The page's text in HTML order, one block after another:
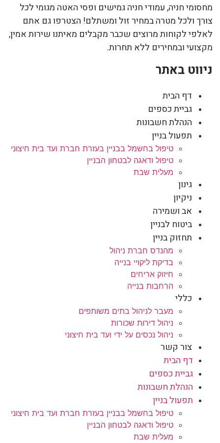
מחסומי חניה, עמודי חניה גמישים ופסי האטה מגומי לכל
צורך ולכל מטרה במחיר זול ומשתלם! הצטרפו גם אתם
לאלפי לקוחות מרוצים שכבר מקבלים מאיתנו שירות אמין,
מקצועי ובמחירים ללא תחרות.
ניווט באתר
דף הבית
גביית כספים
הנהלת חשבונות
תפעול בניין
טיפול בחשמל בבניין בעזרת חברת ועד בית חיצוני
טיפול ודאגה לבטחון הבניין
מעלית שבת
גינון
ניקיון
אב ושמירה
ביטוח לבניין
תחזוק בניין
מהנדס חברת ניהול
בדיקת ליקויי בנייה
חיזוק אריחים
הרחבות בנייה
כללי
מעבר לניהול בתים משותפים
ניהול דירות שכורות
ניהול נכסים על ידי ועד בית חיצוני
צור קשר
דף הבית
גביית כספים
הנהלת חשבונות
תפעול בניין
טיפול בחשמל בבניין בעזרת חברת ועד בית חיצוני
טיפול ודאגה לבטחון הבניין
מעלית שבת